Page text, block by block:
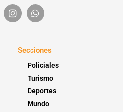
Secciones
Policiales
Turismo
Deportes
Mundo